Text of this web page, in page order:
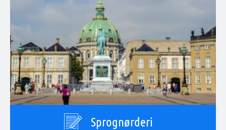
Sprognørderi